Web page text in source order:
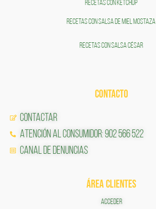
RECETAS CON KETCHUP
RECETAS CON SALSA DE MIEL MOSTAZA
RECETAS CON SALSA CÉSAR
CONTACTO
Contactar
Atención al Consumidor: 902 566 522
Canal de Denuncias
ÁREA CLIENTES
ACCEDER